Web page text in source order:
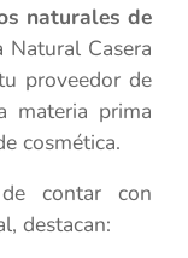
naturales de
Casera
proveedor de
materia prima
cosmética.
de contar con
destacan: